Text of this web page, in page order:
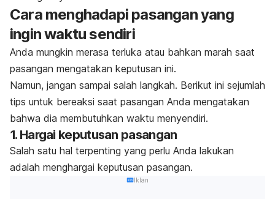
Cara menghadapi pasangan yang
ingin waktu sendiri
Anda mungkin merasa terluka atau bahkan marah saat
pasangan mengatakan keputusan ini.
Namun, jangan sampai salah langkah. Berikut ini sejumlah
tips untuk bereaksi saat pasangan Anda mengatakan
bahwa dia membutuhkan waktu menyendiri.
1. Hargai keputusan pasangan
Salah satu hal terpenting yang perlu Anda lakukan
adalah menghargai keputusan pasangan.
Iklan